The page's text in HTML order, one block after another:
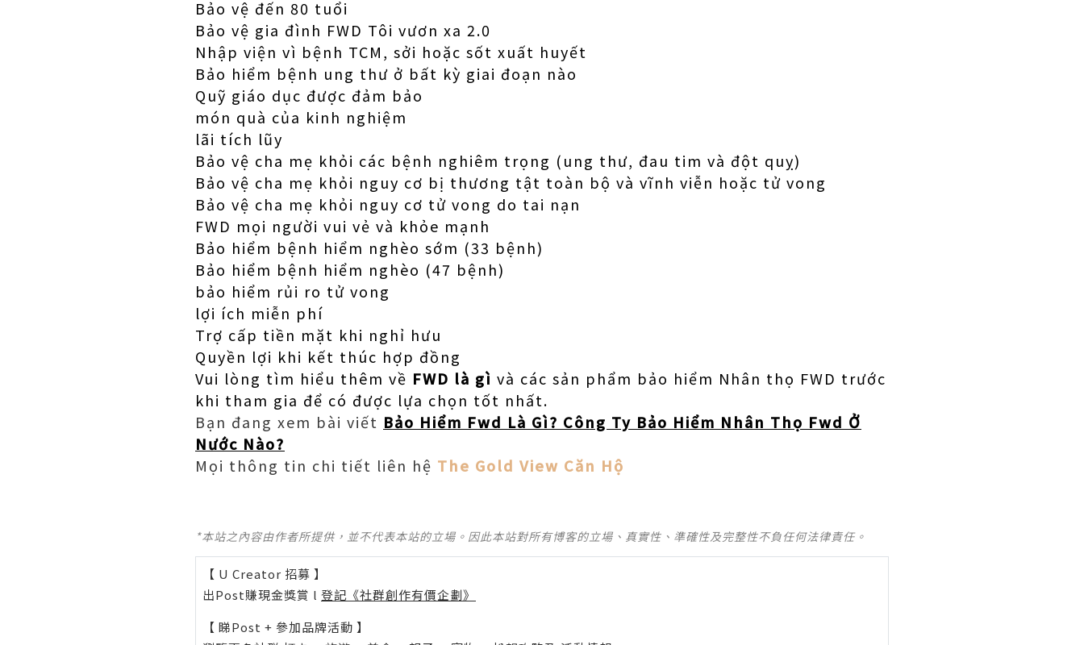
Bảo vệ đến 80 tuổi
Bảo vệ gia đình FWD Tôi vươn xa 2.0
Nhập viện vì bệnh TCM, sởi hoặc sốt xuất huyết
Bảo hiểm bệnh ung thư ở bất kỳ giai đoạn nào
Quỹ giáo dục được đảm bảo
món quà của kinh nghiệm
lãi tích lũy
Bảo vệ cha mẹ khỏi các bệnh nghiêm trọng (ung thư, đau tim và đột quỵ)
Bảo vệ cha mẹ khỏi nguy cơ bị thương tật toàn bộ và vĩnh viễn hoặc tử vong
Bảo vệ cha mẹ khỏi nguy cơ tử vong do tai nạn
FWD mọi người vui vẻ và khỏe mạnh
Bảo hiểm bệnh hiểm nghèo sớm (33 bệnh)
Bảo hiểm bệnh hiểm nghèo (47 bệnh)
bảo hiểm rủi ro tử vong
lợi ích miễn phí
Trợ cấp tiền mặt khi nghỉ hưu
Quyền lợi khi kết thúc hợp đồng
Vui lòng tìm hiểu thêm về FWD là gì và các sản phẩm bảo hiểm Nhân thọ FWD trước
khi tham gia để có được lựa chọn tốt nhất.
Bạn đang xem bài viết Bảo Hiểm Fwd Là Gì? Công Ty Bảo Hiểm Nhân Thọ Fwd Ở
Nước Nào?
Mọi thông tin chi tiết liên hệ The Gold View Căn Hộ
*本站之內容由作者所提供，並不代表本站的立場。因此本站對所有博客的立場、真實性、準確性及完整性不負任何法律責任。
【 U Creator 招募 】
出Post賺現金獎賞 l 登記《社群創作有價企劃》
【 睇Post + 參加品牌活動 】